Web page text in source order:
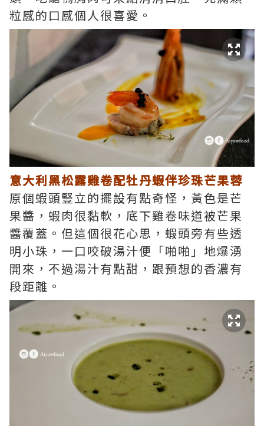
粒感的口感個人很喜愛。
意大利黑松露雞卷配牡丹蝦伴珍珠芒果蓉
原個蝦頭豎立的擺設有點奇怪，黃色是芒
果醬，蝦肉很黏軟，底下雞卷味道被芒果
醬覆蓋。但這個很花心思，蝦頭旁有些透
明小珠，一口咬破湯汁便「啪啪」地爆湧
開來，不過湯汁有點甜，跟預想的香濃有
段距離。